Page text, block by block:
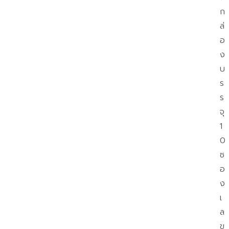
ก
ล่
อ
ง
บ
ร
ร
จุ
1
0
ซ
อ
ง
เ
ล
ข